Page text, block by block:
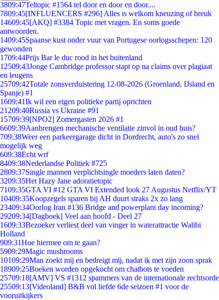
3809:47Teltopic #1564 tel door en door en door....
7809:45[INFLUENCERS #296] Alles is welkom kneuzing of breuk
14609:45[AKQ] #3384 Topic met vragen. En soms goede
antwoorden.
1409:45Spaanse kust onder vuur van Portugese oorlogsschepen: 120
gewonden
1709:44Prijs Bar le duc rood in het buitenland
12509:43Jonge Cambridge professor stapt op na claims over plagiaat
en leugens
25709:42Totale zonsverduistering 12-08-2026 (Groenland, IJsland en
Spanje) #1
1609:41Ik wil een eigen politieke partij oprichten
21209:40Russia vs Ukraine #91
15709:39[NPO2] Zomergasten 2026 #1
6609:39Aanbrengen mechanische ventilatie zinvol in oud huis?
709:38Weer een parkeergarage dicht in Dordrecht, auto's zo snel
mogelijk weg
609:38Echt wrf
8409:38Nederlandse Politiek #725
2809:37Single mannen verplichtsingle moeders laten daten?
3209:35Het Hazy Jane adoratietopic
7109:35GTA VI #12 GTA VI Extended look 27 Augustus Netflix/YT
10409:35Koopzegels sparen bij AH duurt straks 2x zo lang
23409:34Oorlog Iran #136 Bridge and powerplant day incoming?
29209:34[Dagboek] Veel aan hoofd - Deel 27
1609:33Bezoeker verliest deel van vinger in waterattractie Walibi
Holland
909:31Hoe hiermee om te gaan?
5909:29Magic mushrooms
10109:29Man zoekt mij en bedreigt mij, nadat ik met zijn zoon sprak
18909:25Boeken worden opgekocht om chatbots te voeden
25709:18[AMV] VS #1312 spammers van de internationale rechtsorde
25509:13[Videoland] B&B vol liefde 6de seizoen #1 voor de
vooruitkijkers